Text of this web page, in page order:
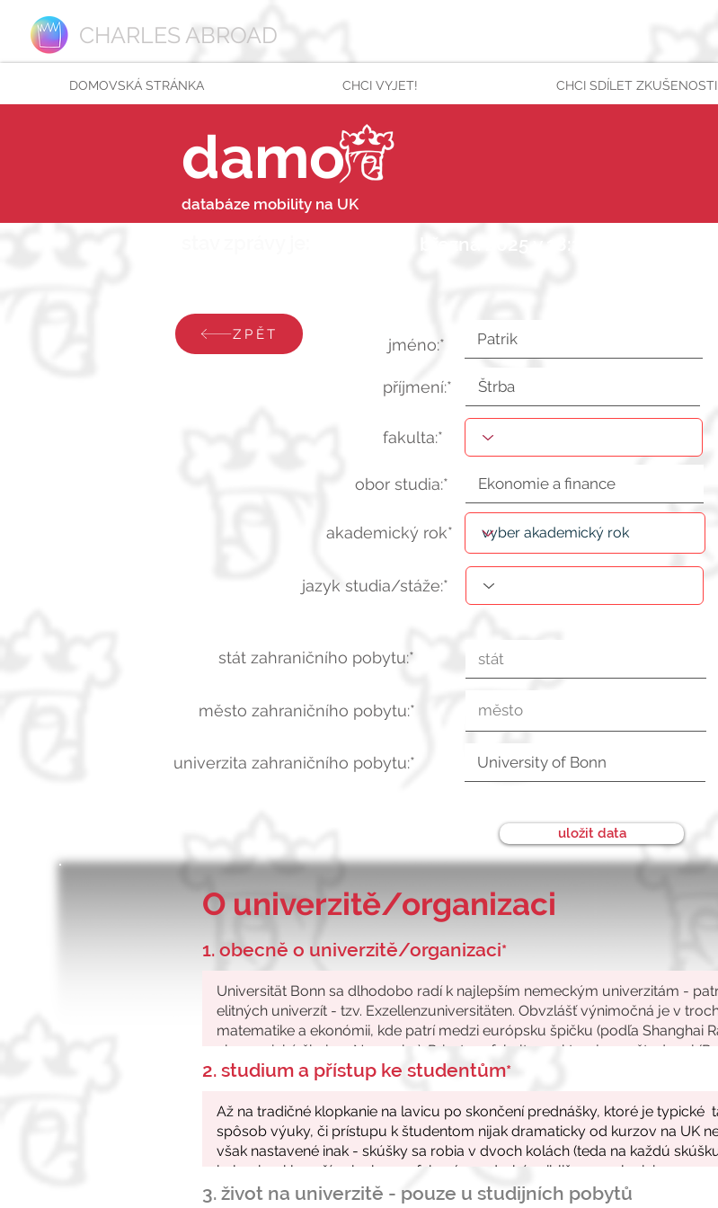
CHARLES ABROAD
DOMOVSKÁ STRÁNKA CHCI VYJET! CHCI SDÍLET ZKUŠENOSTI
damo
databáze mobility na UK
ZPĚT
jméno:*
příjmení:*
fakulta:*
obor studia:*
akademický rok*
jazyk studia/stáže:*
stát zahraničního pobytu:*
město zahraničního pobytu:*
univerzita zahraničního pobytu:*
uložit data
O univerzitě/organizaci
1. obecně o univerzitě/organizaci*
2. studium a přístup ke studentům*
3. život na univerzitě - pouze u studijních pobytů